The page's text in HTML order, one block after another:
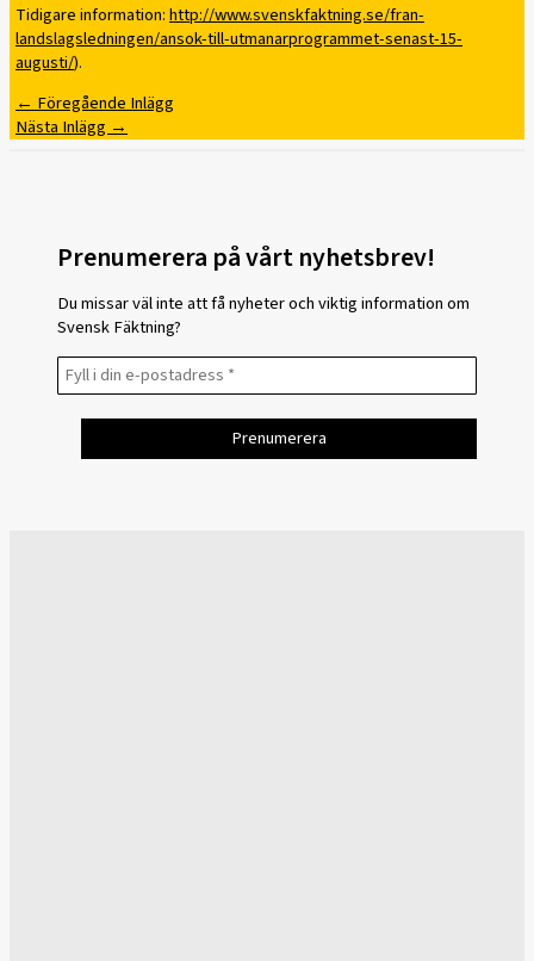
Tidigare information:http://www.svenskfaktning.se/fran-
landslagsledningen/ansok-till-utmanarprogrammet-senast-15-
augusti/).
←Föregående Inlägg
Nästa Inlägg→
Prenumerera på vårt nyhetsbrev!
Du missar väl inte att få nyheter och viktig information om
Svensk Fäktning?